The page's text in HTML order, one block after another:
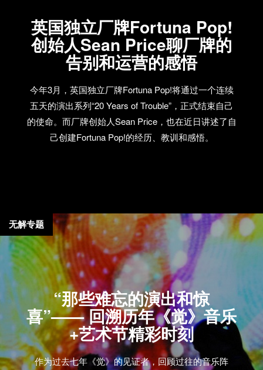
英国独立厂牌Fortuna Pop!
创始人Sean Price聊厂牌的
告别和运营的感悟
今年3月，英国独立厂牌Fortuna Pop!将通过一个连续
五天的演出系列“20 Years of Trouble”，正式结束自己
的使命。而厂牌创始人Sean Price，也在近日讲述了自
己创建Fortuna Pop!的经历、教训和感悟。
“那些难忘的演出和惊
喜”—— 回溯历年《觉》音乐
+艺术节精彩时刻
作为过去七年《觉》的见证者，回顾过往的音乐阵
无解专题